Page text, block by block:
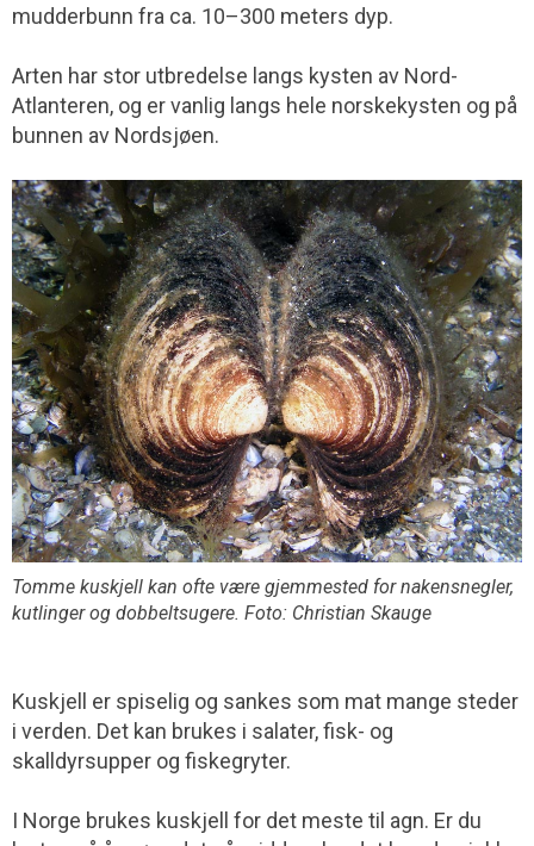
mudderbunn fra ca. 10–300 meters dyp.
Arten har stor utbredelse langs kysten av Nord-
Atlanteren, og er vanlig langs hele norskekysten og på
bunnen av Nordsjøen.
Tomme kuskjell kan ofte være gjemmested for nakensnegler,
kutlinger og dobbeltsugere. Foto: Christian Skauge
Kuskjell er spiselig og sankes som mat mange steder
i verden. Det kan brukes i salater, fisk- og
skalldyrsupper og fiskegryter.
I Norge brukes kuskjell for det meste til agn. Er du